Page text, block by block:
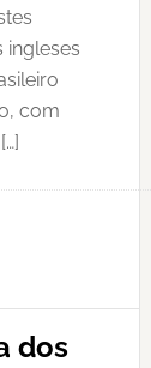
ingleses
com
dos